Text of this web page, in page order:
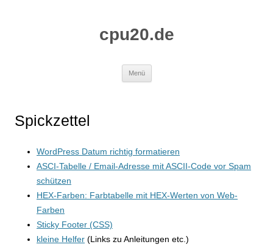
cpu20.de
Menü
Spickzettel
WordPress Datum richtig formatieren
ASCI-Tabelle / Email-Adresse mit ASCII-Code vor Spam
schützen
HEX-Farben: Farbtabelle mit HEX-Werten von Web-
Farben
Sticky Footer (CSS)
kleine Helfer (Links zu Anleitungen etc.)